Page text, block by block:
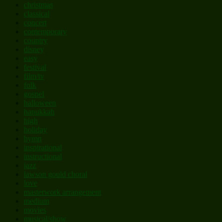
christmas
classical
concert
contemporary
country
disney
easy
festival
film/tv
folk
gospel
halloween
hanukkah
high
holiday
hymn
inspirational
instructional
jazz
lawson gould choral
love
masterwork arrangement
medium
movies
musical/show